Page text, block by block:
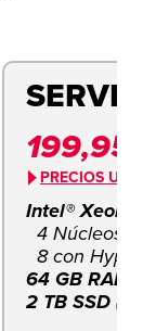
199,95*
PRECIOS UE
Intel® Xeon™
4 Núcleos de
8 con Hyper-
64 GB RAM
2 TB SSD